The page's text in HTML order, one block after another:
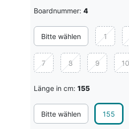
Boardnummer: 4
Bitte wählen 1
7 8 9 10
Länge in cm: 155
Bitte wählen 155